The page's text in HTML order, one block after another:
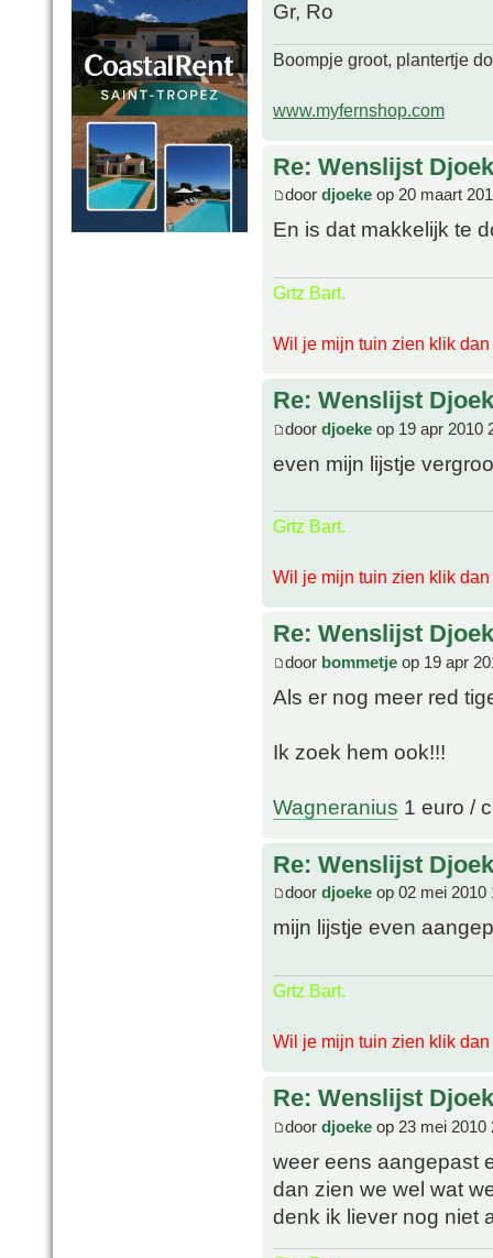
Gr, Ro
Boompje groot, plantertje
www.myfernshop.com
Re: Wenslijst
door djoeke op 20 maart
En is dat makkelijk te
Grtz Bart.
Wil je mijn tuin zien klik dan
Re: Wenslijst
door djoeke op 19 apr 2010
even mijn lijstje
Grtz Bart.
Wil je mijn tuin zien klik dan
Re: Wenslijst
door bommetje op 19 apr
Als er nog meer red
Ik zoek hem ook!!!
Wagneranius 1 euro /
Re: Wenslijst
door djoeke op 02 mei 2010
mijn lijstje even
Grtz Bart.
Wil je mijn tuin zien klik dan
Re: Wenslijst
door djoeke op 23 mei 2010
weer eens aangepast
dan zien we wel wat
denk ik liever nog niet